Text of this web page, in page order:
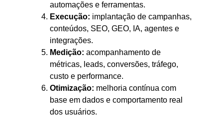
automações e ferramentas.
Execução: implantação de campanhas,
conteúdos, SEO, GEO, IA, agentes e
integrações.
Medição: acompanhamento de
métricas, leads, conversões, tráfego,
custo e performance.
Otimização: melhoria contínua com
base em dados e comportamento real
dos usuários.